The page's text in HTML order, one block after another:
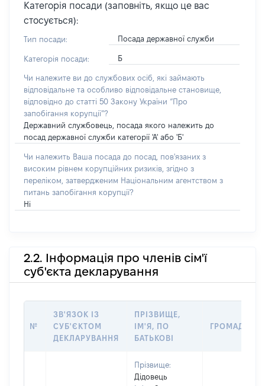
Категорія посади (заповніть, якщо це вас
стосується):
Тип посади: Посада державної служби
Категорія посади: Б
Чи належите ви до службових осіб, які займають
відповідальне та особливо відповідальне становище,
відповідно до статті 50 Закону України “Про
запобігання корупції”?
Державний службовець, посада якого належить до
посад державної служби категорії 'А' або 'Б'
Чи належить Ваша посада до посад, пов'язаних з
високим рівнем корупційних ризиків, згідно з
переліком, затвердженим Національним агентством з
питань запобігання корупції?
Ні
2.2. Інформація про членів сім'ї
суб'єкта декларування
№
ЗВ'ЯЗОК ІЗ
СУБ'ЄКТОМ
ДЕКЛАРУВАННЯ
ПРІЗВИЩЕ,
ІМ'Я, ПО
БАТЬКОВІ
Прізвище:
Дідовець